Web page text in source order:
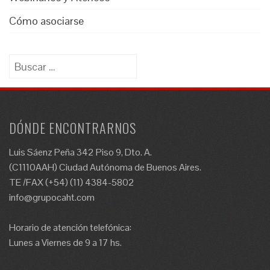
Cómo asociarse
Buscar:
DÓNDE ENCONTRARNOS
Luis Sáenz Peña 342 Piso 9, Dto. A.
(C1110AAH) Ciudad Autónoma de Buenos Aires.
TE /FAX (+54) (11) 4384-5802
info@grupocaht.com
Horario de atención telefónica:
Lunes a Viernes de 9 a 17 hs.